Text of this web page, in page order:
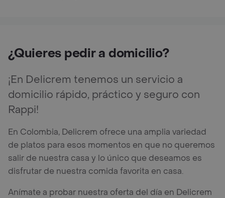
¿Quieres pedir a domicilio?
¡En Delicrem tenemos un servicio a
domicilio rápido, práctico y seguro con
Rappi!
En Colombia, Delicrem ofrece una amplia variedad
de platos para esos momentos en que no queremos
salir de nuestra casa y lo único que deseamos es
disfrutar de nuestra comida favorita en casa.
Anímate a probar nuestra oferta del día en Delicrem